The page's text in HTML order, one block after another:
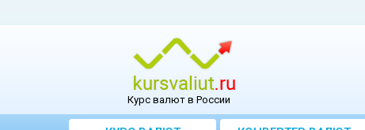
Курс валют в России